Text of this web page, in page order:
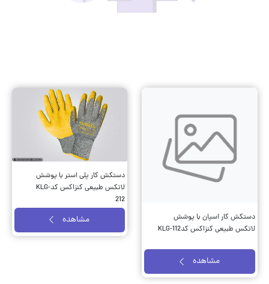
دستکش کار اسپان با پوشش
لاتکس طبیعی کنزاکس کدKLG-112
مشاهده
دستکش کار پلی استر با پوشش
لاتکس طبیعی کنزاکس کدKLG-
212
مشاهده